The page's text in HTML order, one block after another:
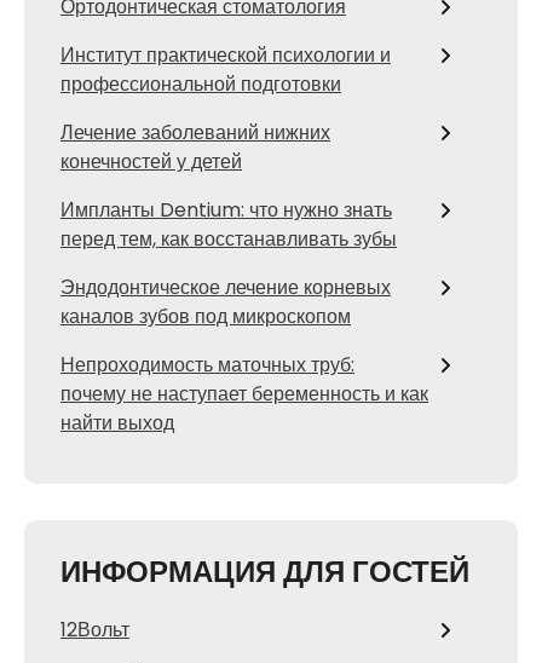
Ортодонтическая стоматология
Институт практической психологии и
профессиональной подготовки
Лечение заболеваний нижних
конечностей у детей
Импланты Dentium: что нужно знать
перед тем, как восстанавливать зубы
Эндодонтическое лечение корневых
каналов зубов под микроскопом
Непроходимость маточных труб:
почему не наступает беременность и как
найти выход
ИНФОРМАЦИЯ ДЛЯ ГОСТЕЙ
12Вольт